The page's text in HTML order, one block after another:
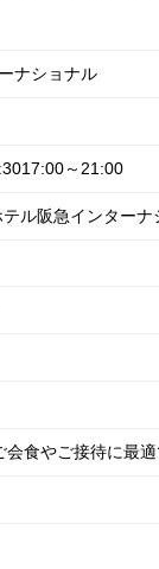
ナショナル
～21:00
ル阪急インターナ
食やご接待に最適